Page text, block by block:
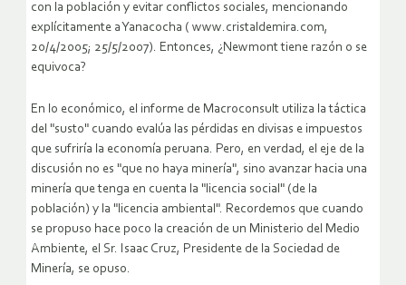
con la población y evitar conflictos sociales, mencionando
explícitamente a Yanacocha ( www.cristaldemira.com,
20/4/2005; 25/5/2007). Entonces, ¿Newmont tiene razón o se
equivoca?
En lo económico, el informe de Macroconsult utiliza la táctica
del "susto" cuando evalúa las pérdidas en divisas e impuestos
que sufriría la economía peruana. Pero, en verdad, el eje de la
discusión no es "que no haya minería", sino avanzar hacia una
minería que tenga en cuenta la "licencia social" (de la
población) y la "licencia ambiental". Recordemos que cuando
se propuso hace poco la creación de un Ministerio del Medio
Ambiente, el Sr. Isaac Cruz, Presidente de la Sociedad de
Minería, se opuso.